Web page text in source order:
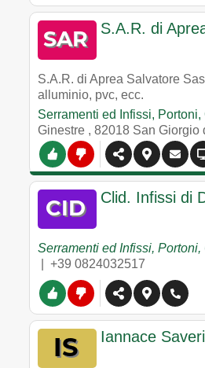
S.A.R. di
S.A.R. di Aprea Salvatore
alluminio, pvc, ecc.
Serramenti ed Infissi,
Ginestre , 82018 San Giorgio
Clid. Infissi di
Serramenti ed Infissi,
+39 0824032517
Iannace